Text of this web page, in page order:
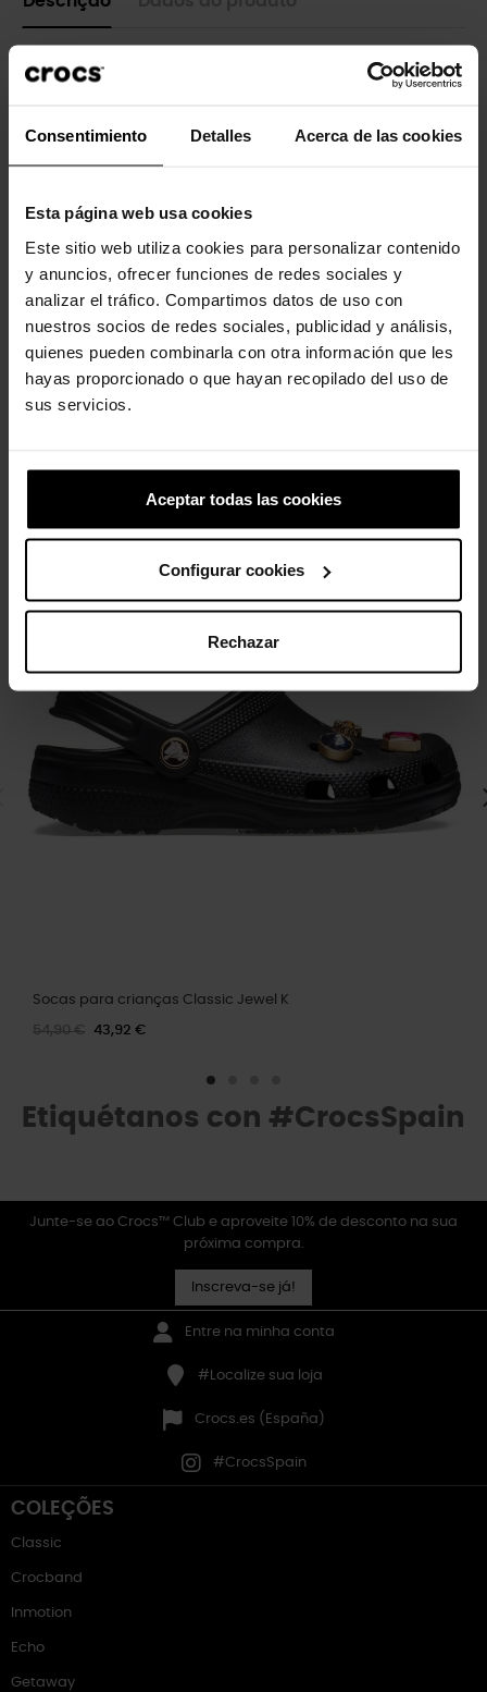
Consentimiento Detalles Acerca de las cookies
Esta página web usa cookies
Este sitio web utiliza cookies para personalizar contenido
y anuncios, ofrecer funciones de redes sociales y
analizar el tráfico. Compartimos datos de uso con
nuestros socios de redes sociales, publicidad y análisis,
quienes pueden combinarla con otra información que les
hayas proporcionado o que hayan recopilado del uso de
sus servicios.
Aceptar todas las cookies
Configurar cookies
Rechazar
Puede que el Sr. Grinch sea un poco malvado, pero estos
zuecos clásicos con forro son encantadores y cómodos para la
- Forro cálido por dentro y por fuera.
- Correa giratoria en el talón.
- Ideales para interior y exterior.
- Dual Crocs Comfort™: soporte maravilloso. Suaves.
Comodidad envolvente.
Socas para crianças Classic Jewel K
54,90 € 43,92 €
Etiquétanos con #CrocsSpain
Junte-se ao Crocs™ Club e aproveite 10% de desconto na sua
próxima compra.
Inscreva-se já!
Entre na minha conta
#Localize sua loja
Crocs.es (España)
#CrocsSpain
COLEÇÕES
Classic
Crocband
Inmotion
Echo
Getaway